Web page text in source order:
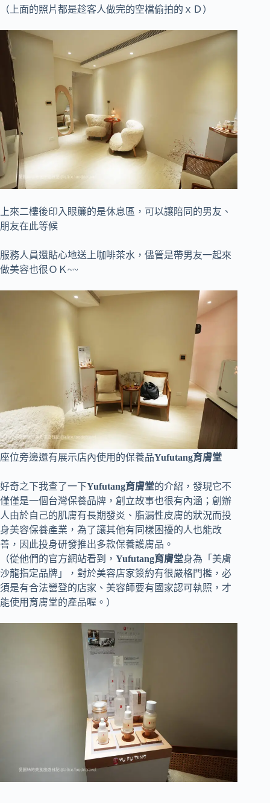
（上面的照片都是趁客人做完的空檔偷拍的ｘＤ）
上來二樓後印入眼簾的是休息區，可以讓陪同的男友、
朋友在此等候
服務人員還貼心地送上咖啡茶水，儘管是帶男友一起來
做美容也很ＯＫ~~
座位旁邊還有展示店內使用的保養品Yufutang育膚堂
好奇之下我查了一下Yufutang育膚堂的介紹，發現它不
僅僅是一個台灣保養品牌，創立故事也很有內涵；創辦
人由於自己的肌膚有長期發炎、脂漏性皮膚的狀況而投
身美容保養產業，為了讓其他有同樣困擾的人也能改
善，因此投身研發推出多款保養護膚品。
（從他們的官方網站看到， Yufutang育膚堂身為「美膚
沙龍指定品牌」，對於美容店家簽約有很嚴格門檻，必
須是有合法營登的店家、美容師要有國家認可執照，才
能使用育膚堂的產品喔。）